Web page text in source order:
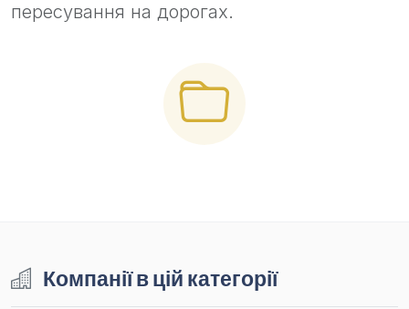
пересування на дорогах.
Компанії в цій категорії